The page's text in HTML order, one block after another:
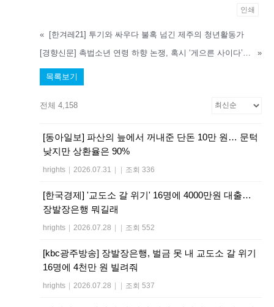
인쇄
«
[한겨레21] 투기와 싸우다 불혹 넘긴 제주의 청년활동가
»
목록보기
전체 4,158
[동아일보] 파산의 늪에서 꺼내준 단돈 10만 원… 문턱
낮지만 상환율은 90%
hrights | 2026.07.31 | | 조회 336
[한국경제] '교도소 갈 위기' 16명에 4000만원 대출…
장발장은행 뭐길래
hrights | 2026.07.28 | | 조회 552
[kbc광주방송] 장발장은행, 벌금 못 내 교도소 갈 위기
16명에 4천만 원 빌려줘
hrights | 2026.07.28 | | 조회 537